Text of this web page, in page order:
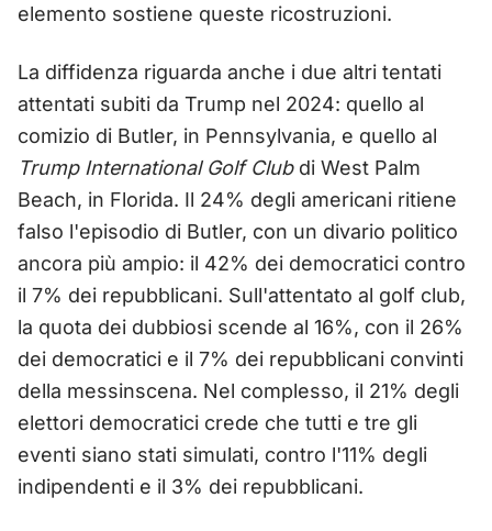
elemento sostiene queste ricostruzioni.
La diffidenza riguarda anche i due altri tentati
attentati subiti da Trump nel 2024: quello al
comizio di Butler, in Pennsylvania, e quello al
Trump International Golf Clubdi West Palm
Beach, in Florida. Il 24% degli americani ritiene
falso l'episodio di Butler, con un divario politico
ancora più ampio: il 42% dei democratici contro
il 7% dei repubblicani. Sull'attentato al golf club,
la quota dei dubbiosi scende al 16%, con il 26%
dei democratici e il 7% dei repubblicani convinti
della messinscena. Nel complesso, il 21% degli
elettori democratici crede che tutti e tre gli
eventi siano stati simulati, contro l'11% degli
indipendenti e il 3% dei repubblicani.